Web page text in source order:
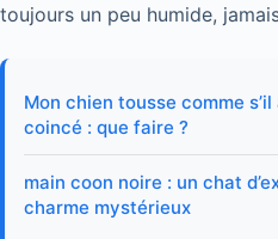
toujours un peu humide,
Mon chien tousse comme
coincé : que faire ?
main coon noire : un chat
charme mystérieux